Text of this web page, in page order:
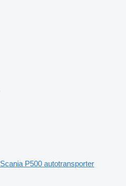
Scania P500 autotransporter